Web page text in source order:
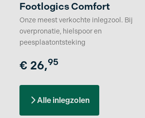
Footlogics Comfort
Onze meest verkochte inlegzool. Bij
overpronatie, hielspoor en
peesplaatontsteking
€ 26,95
Alle inlegzolen